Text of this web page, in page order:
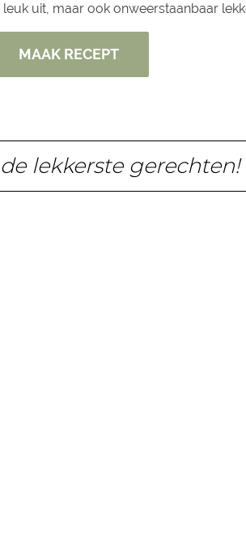
leuk uit, maar ook onweerstaanbaar
MAAK RECEPT
lekkerste gerechten!